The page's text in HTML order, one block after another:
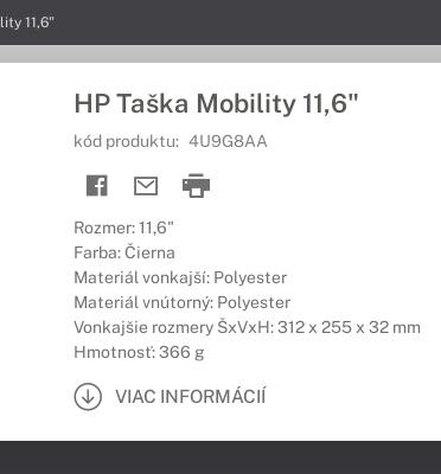
11,6"
HP Taška Mobility 11,6"
kód produktu: 4U9G8AA
Rozmer: 11,6"
Farba: Čierna
Materiál vonkajší: Polyester
Materiál vnútorný: Polyester
Vonkajšie rozmery ŠxVxH: 312 x 255 x 32 mm
Hmotnosť: 366 g
VIAC INFORMÁCIÍ